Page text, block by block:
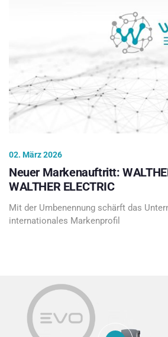
02. März 2026
Neuer Markenauftritt:
WALTHER ELECTRIC
Mit der Umbenennung schärft das
internationales Markenprofil